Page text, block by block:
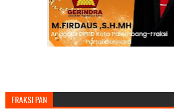
FRAKSI PAN